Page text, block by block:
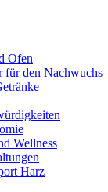
Ofen
für den Nachwuchs
Wellness
Harz